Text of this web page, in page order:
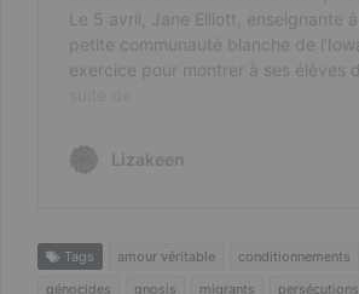
Tags amour véritable conditionnements
génocides
gnosis migrants persécutions